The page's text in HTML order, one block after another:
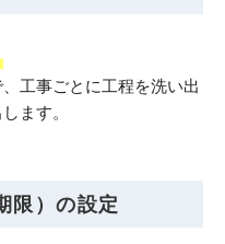
工事ごとに工程を洗い出
ます。
限）の設定